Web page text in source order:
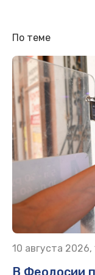
По теме
10 августа 2026,